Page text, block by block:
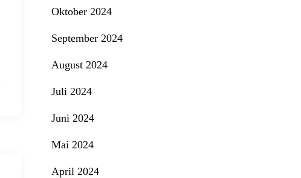
Oktober 2024
September 2024
August 2024
Juli 2024
Juni 2024
Mai 2024
April 2024